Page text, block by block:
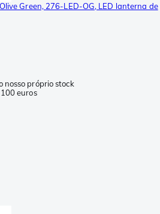
Green, 276-LED-OG, LED lanterna de
próprio stock
euros